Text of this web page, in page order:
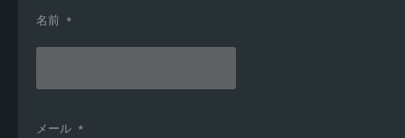
名前 *
メール *